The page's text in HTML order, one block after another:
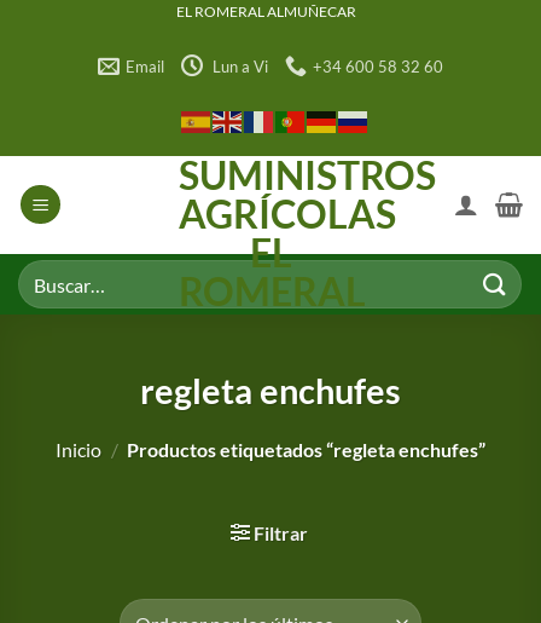
EL ROMERAL ALMUÑECAR
Email Lun a Vi +34 600 58 32 60
SUMINISTROS
AGRÍCOLAS
EL
ROMERAL
Buscar
por:
regleta enchufes
Inicio / Productos etiquetados “regleta enchufes”
Filtrar